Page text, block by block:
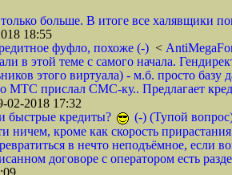
больше. В итоге все халявщики
18:55
фуфло, похоже (-) <
в этой теме с самого начала.
этого виртуала) - м.б. просто
МТС прислал СМС-ку.. Предлагает
2018 17:32
быстрые кредиты?
(-) (Тупой
ничем, кроме как скорость
в нечто неподъёмное, если
договоре с оператором есть